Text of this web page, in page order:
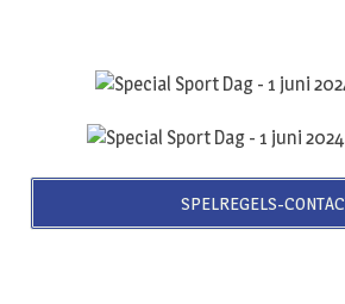
SPELREGELS-